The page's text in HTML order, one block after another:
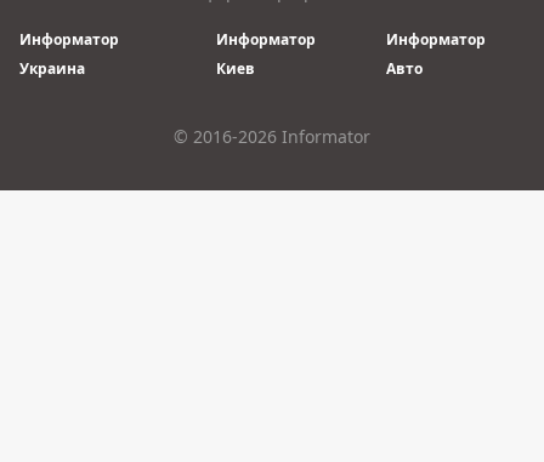
Информатор
Украина
Информатор
Киев
Информатор
Авто
© 2016-2026 Informator